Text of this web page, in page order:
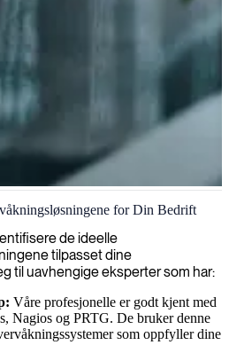
dine nettverksovervåkingsbehov med
og vedlikeholder systemer som
din og lar deg se hva som skjer på
for Din Bedrift
de ideelle
tilpasset dine
til uavhengige eksperter som har:
Våre profesjonelle er godt kjent med
Nagios og PRTG. De bruker denne
som oppfyller dine